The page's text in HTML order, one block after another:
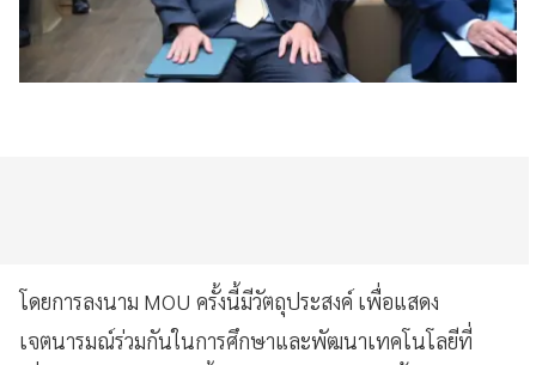
โดยการลงนาม MOU ครั้งนี้มีวัตถุประสงค์ เพื่อแสดง
เจตนารมณ์ร่วมกันในการศึกษาและพัฒนาเทคโนโลยีที่